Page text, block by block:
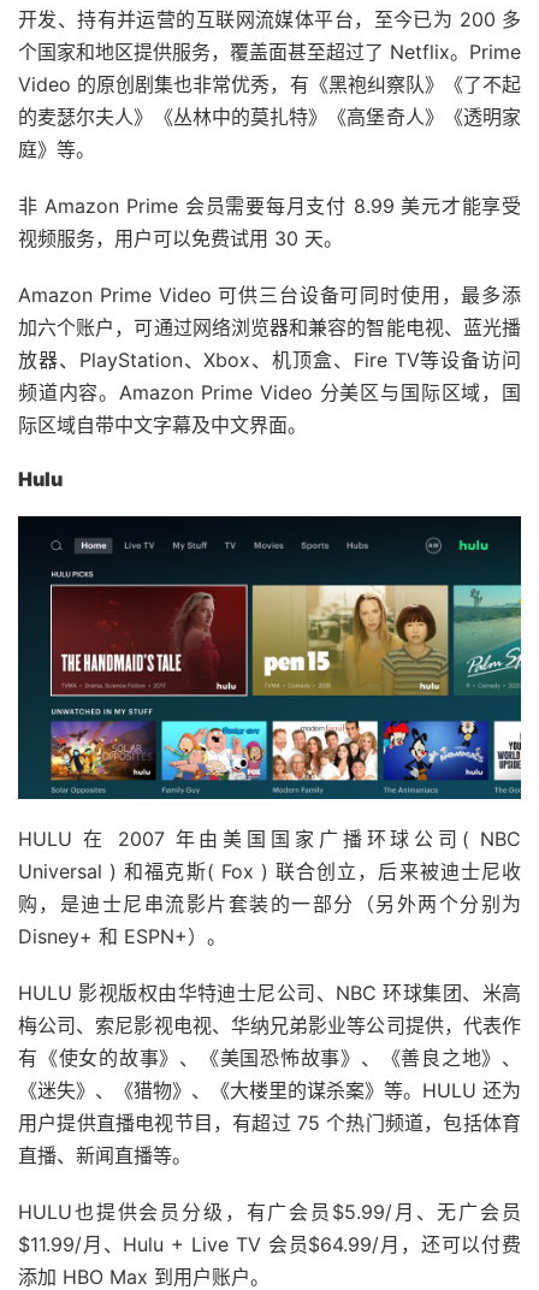
开发、持有并运营的互联网流媒体平台，至今已为 200 多
个国家和地区提供服务，覆盖面甚至超过了 Netflix。Prime
Video 的原创剧集也非常优秀，有《黑袍纠察队》《了不起
的麦瑟尔夫人》《丛林中的莫扎特》《高堡奇人》《透明家
庭》等。
非 Amazon Prime 会员需要每月支付 8.99 美元才能享受
视频服务，用户可以免费试用 30 天。
Amazon Prime Video 可供三台设备可同时使用，最多添
加六个账户，可通过网络浏览器和兼容的智能电视、蓝光播
放器、PlayStation、Xbox、机顶盒、Fire TV等设备访问
频道内容。Amazon Prime Video 分美区与国际区域，国
际区域自带中文字幕及中文界面。
Hulu
HULU 在 2007 年由美国国家广播环球公司( NBC
Universal ) 和福克斯( Fox ) 联合创立，后来被迪士尼收
购，是迪士尼串流影片套装的一部分（另外两个分别为
Disney+ 和 ESPN+）。
HULU 影视版权由华特迪士尼公司、NBC 环球集团、米高
梅公司、索尼影视电视、华纳兄弟影业等公司提供，代表作
有《使女的故事》、《美国恐怖故事》、《善良之地》、
《迷失》、《猎物》、《大楼里的谋杀案》等。HULU 还为
用户提供直播电视节目，有超过 75 个热门频道，包括体育
直播、新闻直播等。
HULU也提供会员分级，有广会员$5.99/月、无广会员
$11.99/月、Hulu + Live TV 会员$64.99/月，还可以付费
添加 HBO Max 到用户账户。